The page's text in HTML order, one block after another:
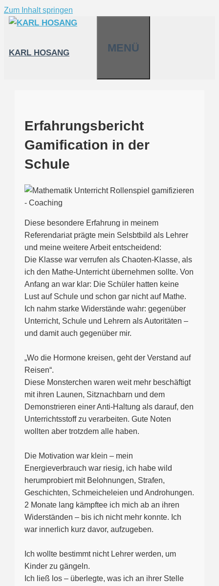
Zum Inhalt springen
KARL HOSANG MENÜ
Erfahrungsbericht
Gamification in der
Schule
Diese besondere Erfahrung in meinem
Referendariat prägte mein Selsbtbild als Lehrer
und meine weitere Arbeit entscheidend:
Die Klasse war verrufen als Chaoten-Klasse, als
ich den Mathe-Unterricht übernehmen sollte. Von
Anfang an war klar: Die Schüler hatten keine
Lust auf Schule und schon gar nicht auf Mathe.
Ich nahm starke Widerstände wahr: gegenüber
Unterricht, Schule und Lehrern als Autoritäten –
und damit auch gegenüber mir.
„Wo die Hormone kreisen, geht der Verstand auf
Reisen“.
Diese Monsterchen waren weit mehr beschäftigt
mit ihren Launen, Sitznachbarn und dem
Demonstrieren einer Anti-Haltung als darauf, den
Unterrichtsstoff zu verarbeiten. Gute Noten
wollten aber trotzdem alle haben.
Die Motivation war klein – mein
Energieverbrauch war riesig, ich habe wild
herumprobiert mit Belohnungen, Strafen,
Geschichten, Schmeicheleien und Androhungen.
2 Monate lang kämpftee ich mich ab an ihren
Widerständen – bis ich nicht mehr konnte. Ich
war innerlich kurz davor, aufzugeben.
Ich wollte bestimmt nicht Lehrer werden, um
Kinder zu gängeln.
Ich ließ los – überlegte, was ich an ihrer Stelle